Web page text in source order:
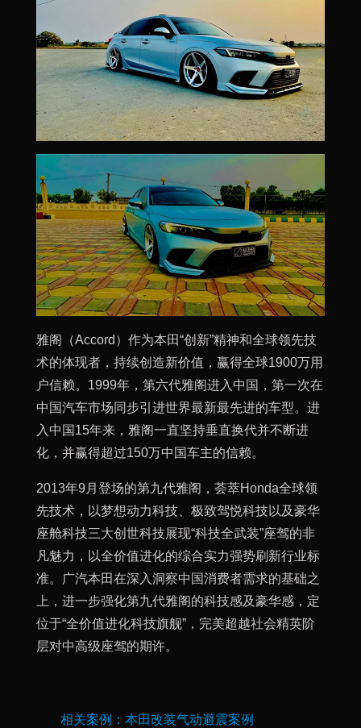
雅阁（Accord）作为本田“创新”精神和全球领先技
术的体现者，持续创造新价值，赢得全球1900万用
户信赖。1999年，第六代雅阁进入中国，第一次在
中国汽车市场同步引进世界最新最先进的车型。进
入中国15年来，雅阁一直坚持垂直换代并不断进
化，并赢得超过150万中国车主的信赖。
2013年9月登场的第九代雅阁，荟萃Honda全球领
先技术，以梦想动力科技、极致驾悦科技以及豪华
座舱科技三大创世科技展现“科技全武装”座驾的非
凡魅力，以全价值进化的综合实力强势刷新行业标
准。广汽本田在深入洞察中国消费者需求的基础之
上，进一步强化第九代雅阁的科技感及豪华感，定
位于“全价值进化科技旗舰”，完美超越社会精英阶
层对中高级座驾的期许。
相关案例： 本田改装气动避震案例